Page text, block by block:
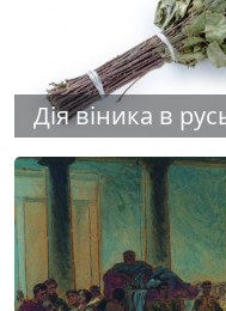
Дія віника в